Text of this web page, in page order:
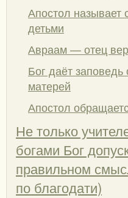
Апостол
детьми
Авраам — отец
Бог даёт заповедь
матерей
Апостол
Не только
богами Бог
правильном
по благодати)